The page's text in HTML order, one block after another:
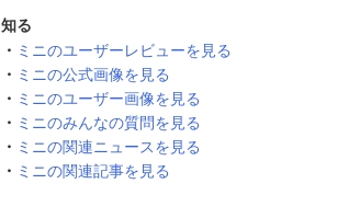
知る
ミニのユーザーレビューを見る
ミニの公式画像を見る
ミニのユーザー画像を見る
ミニのみんなの質問を見る
ミニの関連ニュースを見る
ミニの関連記事を見る